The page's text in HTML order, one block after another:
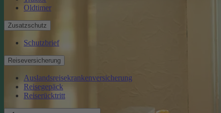
Oldtimer
Zusatzschutz
Schutzbrief
Reiseversicherung
Auslandsreisekrankenversicherung
Reisegepäck
Reiserücktritt